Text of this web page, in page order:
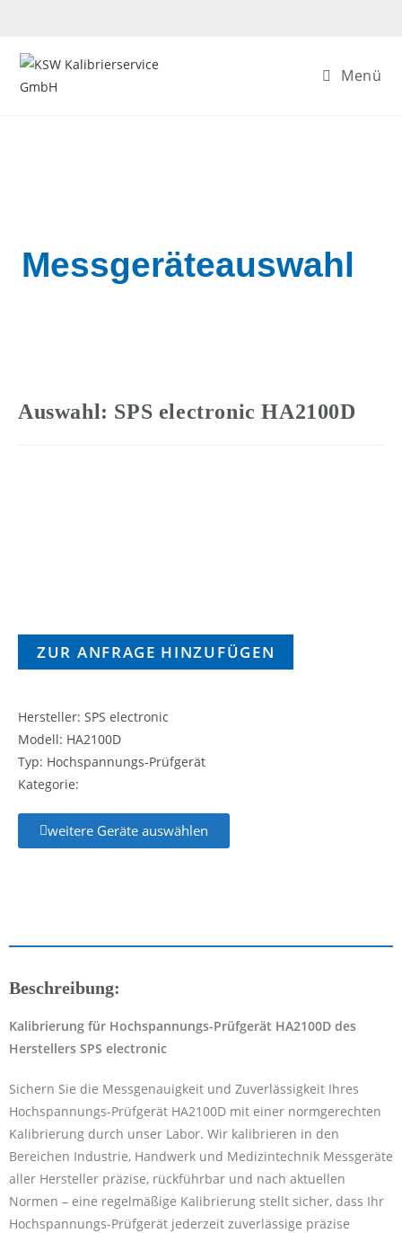
Menü
Messgeräteauswahl
Auswahl: SPS electronic HA2100D
ZUR ANFRAGE HINZUFÜGEN
Hersteller: SPS electronic
Modell: HA2100D
Typ: Hochspannungs-Prüfgerät
Kategorie:
weitere Geräte auswählen
Beschreibung:
Kalibrierung für Hochspannungs-Prüfgerät HA2100D des
Herstellers SPS electronic
Sichern Sie die Messgenauigkeit und Zuverlässigkeit Ihres
Hochspannungs-Prüfgerät HA2100D mit einer normgerechten
Kalibrierung durch unser Labor. Wir kalibrieren in den
Bereichen Industrie, Handwerk und Medizintechnik Messgeräte
aller Hersteller präzise, rückführbar und nach aktuellen
Normen – eine regelmäßige Kalibrierung stellt sicher, dass Ihr
Hochspannungs-Prüfgerät jederzeit zuverlässige präzise